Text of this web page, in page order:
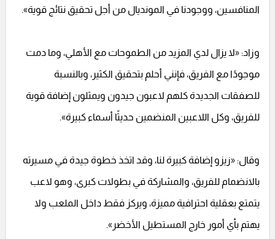
المنافسين، ووجودنا في المونديال من أجل تحقيق نتائج قوية».
وزاد: «لا يزال لدي المزيد من الطموحات مع الأهلي، وما دمت
موجودًا مع الفريق، فإنني أحلم بتحقيق الكثير، وبالنسبة
للصفقات الجديدة كلهم لاعبون جيدون ويمثلون إضافة قوية
للفريق، وكل اللاعبين المنضمين حديثًا أسماء كبيرة».
وقال: «زيزو إضافة كبيرة لنا، وقد اتخذ خطوة جيدة في مسيرته
بالانضمام للفريق، والمشاركة في بطولات كبرى، وهو لاعب
يتمتع بعقلية احترافية مميزة، ويركز فقط داخل الملعب ولا
يهتم بأي أمور خارج المستطيل الأخضر».